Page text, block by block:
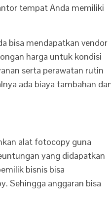
tempat Anda memiliki
bisa mendapatkan vendor
harga untuk kondisi
serta perawatan rutin
ada biaya tambahan
alat fotocopy guna
yang didapatkan
bisnis bisa
Sehingga anggaran bisa